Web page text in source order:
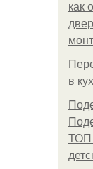
как
в
ТОП